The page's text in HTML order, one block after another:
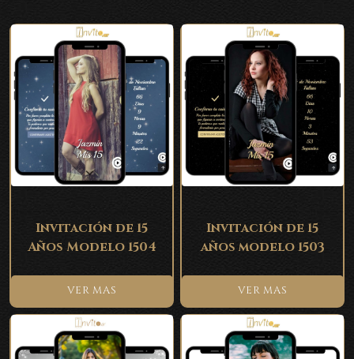
Invitación de 15
Años Modelo 1504
VER MAS
Invitación de 15
años modelo 1503
VER MAS